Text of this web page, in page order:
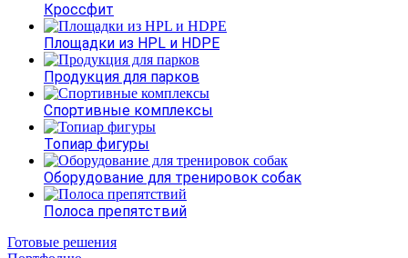
Кроссфит
Площадки из HPL и HDPE
Продукция для парков
Спортивные комплексы
Топиар фигуры
Оборудование для тренировок собак
Полоса препятствий
Готовые решения